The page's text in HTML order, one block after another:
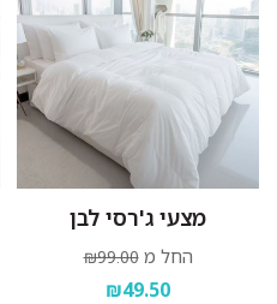
מצעי ג'רסי לבן
החל מ ₪99.00
₪49.50